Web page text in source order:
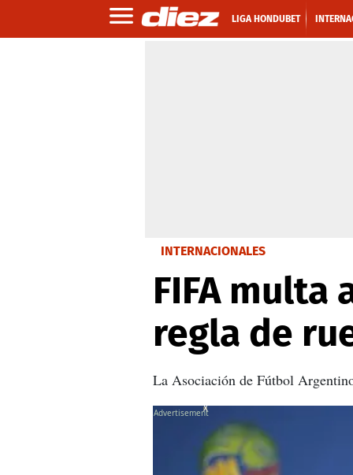
LIGA HONDUBET
INTERNACIONALES
FIFA
regla de
La Asociación de Fútbol
X